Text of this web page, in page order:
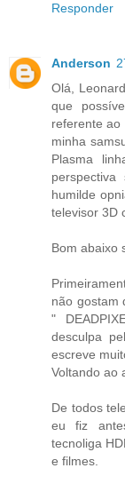
Responder
Anderson
Olá,
que
referente ao
minha
Plasma
humilde
televisor 3D
Bom abaixo
não gostam
"
desculpa
escreve
Voltando ao
De todos
eu fiz
tecnoliga
e filmes.